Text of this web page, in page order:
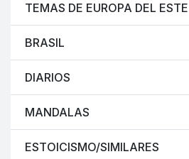
TEMAS DE EUROPA DEL ESTE
BRASIL
DIARIOS
MANDALAS
ESTOICISMO/SIMILARES